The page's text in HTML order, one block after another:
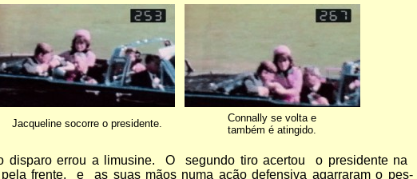
Jacqueline socorre o presidente.
Connally se volta e
também é atingido.
disparo errou a limusine. O segundo tiro acertou o presidente na
pela frente, e as suas mãos numa ação defensiva agarraram o pes-